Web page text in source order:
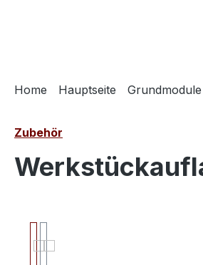
Home Hauptseite Grundmodule
Zubehör